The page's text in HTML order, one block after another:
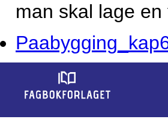
man skal lage en